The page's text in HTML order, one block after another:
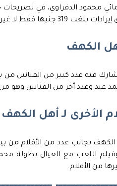
محمود الدفراوي، في
319 جنيها فقط لا غير.
الكهف
فيه عدد كبير من الفنانين
عيد وعدد أخر من الفنانين وهو
الأخرى لـ أهل الكهف
بجانب عدد من الأفلام من
وفيلم اللعب مع العيال بطولة
من الأفلام.